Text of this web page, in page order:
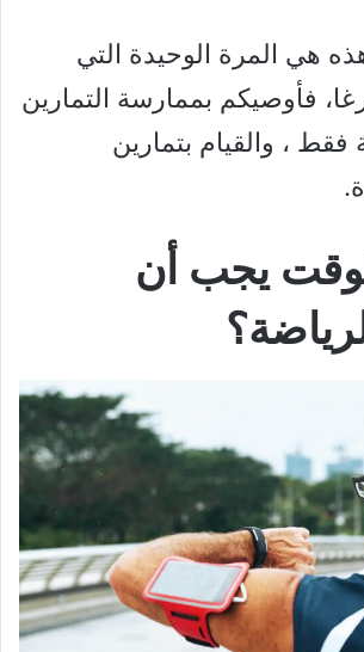
هي المرة الوحيدة التي
فأوصيكم بممارسة التمارين
دقيقة فقط ، والقيام بتمارين
يجب أن